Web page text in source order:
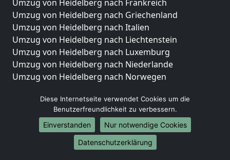
Umzug von Heidelberg nach Frankreich
Umzug von Heidelberg nach Griechenland
Umzug von Heidelberg nach Italien
Umzug von Heidelberg nach Liechtenstein
Umzug von Heidelberg nach Luxemburg
Umzug von Heidelberg nach Niederlande
Umzug von Heidelberg nach Norwegen
Umzüge-Deutschlandweit
Umzug von Heidelberg nach Berlin
Umzug von Heidelberg nach Hamburg
Umzug von Heidelberg nach München
Umzug von Heidelberg nach Köln
Diese Internetseite verwendet Cookies um die
Benutzerfreundlichkeit zu verbessern.
Einverstanden
Nur notwendige Cookies
Datenschutzerklärung